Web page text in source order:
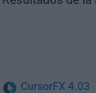
CursorFX 4.03